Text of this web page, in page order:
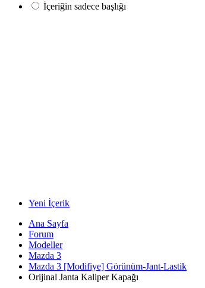
İçeriğin sadece başlığı
Yeni İçerik
Ana Sayfa
Forum
Modeller
Mazda 3
Mazda 3 [Modifiye] Görünüm-Jant-Lastik
Orijinal Janta Kaliper Kapağı